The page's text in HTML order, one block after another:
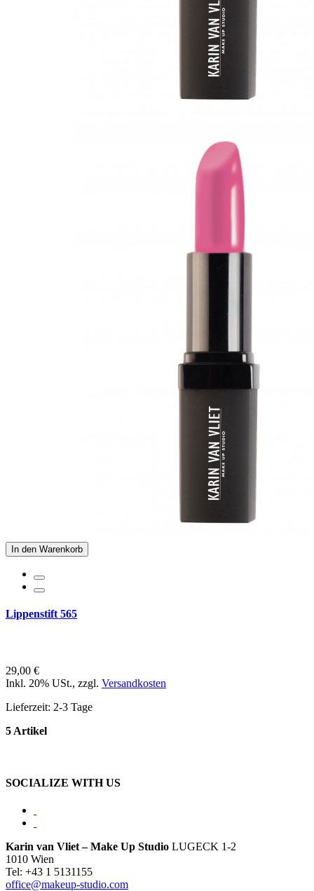
In den Warenkorb
Lippenstift 565
29,00 €
Inkl. 20% USt., zzgl. Versandkosten
Lieferzeit: 2-3 Tage
5 Artikel
SOCIALIZE WITH US
Karin van Vliet – Make Up Studio LUGECK 1-2
1010 Wien
Tel: +43 1 5131155
office@makeup-studio.com